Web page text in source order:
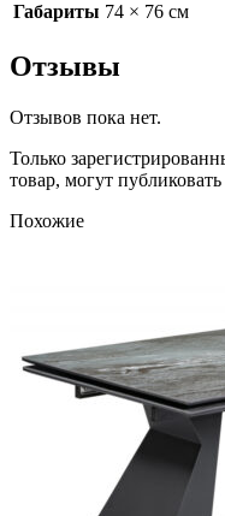
Габариты 74 × 76 см
Отзывы
Отзывов пока нет.
Только
товар, могут
Похожие